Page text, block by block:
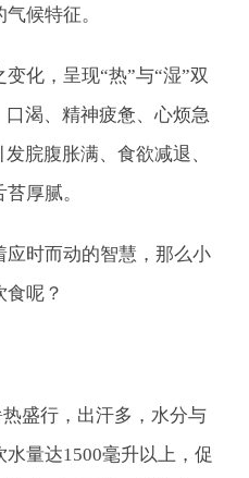
候特征。
化，呈现“热”与“湿”双
渴、精神疲惫、心烦急
脘腹胀满、食欲减退、
厚腻。
时而动的智慧，那么小
呢？
盛行，出汗多，水分与
量达1500毫升以上，促